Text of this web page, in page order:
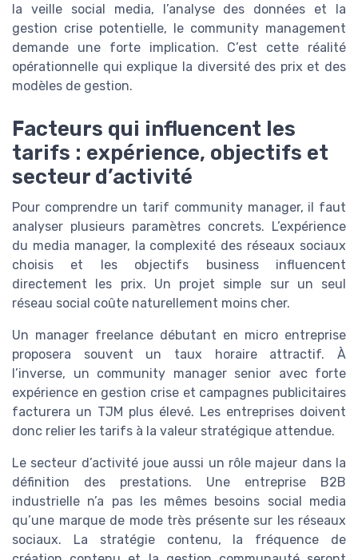
la veille social media, l’analyse des données et la
gestion crise potentielle, le community management
demande une forte implication. C’est cette réalité
opérationnelle qui explique la diversité des prix et des
modèles de gestion.
Facteurs qui influencent les
tarifs : expérience, objectifs et
secteur d’activité
Pour comprendre un tarif community manager, il faut
analyser plusieurs paramètres concrets. L’expérience
du media manager, la complexité des réseaux sociaux
choisis et les objectifs business influencent
directement les prix. Un projet simple sur un seul
réseau social coûte naturellement moins cher.
Un manager freelance débutant en micro entreprise
proposera souvent un taux horaire attractif. À
l’inverse, un community manager senior avec forte
expérience en gestion crise et campagnes publicitaires
facturera un TJM plus élevé. Les entreprises doivent
donc relier les tarifs à la valeur stratégique attendue.
Le secteur d’activité joue aussi un rôle majeur dans la
définition des prestations. Une entreprise B2B
industrielle n’a pas les mêmes besoins social media
qu’une marque de mode très présente sur les réseaux
sociaux. La stratégie contenu, la fréquence de